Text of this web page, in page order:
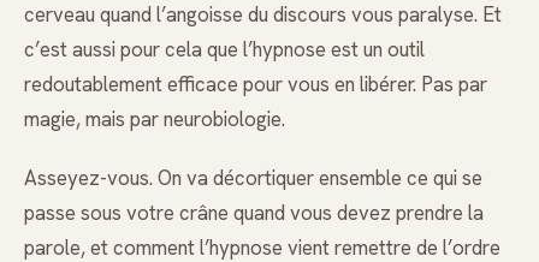
cerveau quand l’angoisse du discours vous paralyse. Et
c’est aussi pour cela que l’hypnose est un outil
redoutablement efficace pour vous en libérer. Pas par
magie, mais par neurobiologie.
Asseyez-vous. On va décortiquer ensemble ce qui se
passe sous votre crâne quand vous devez prendre la
parole, et comment l’hypnose vient remettre de l’ordre